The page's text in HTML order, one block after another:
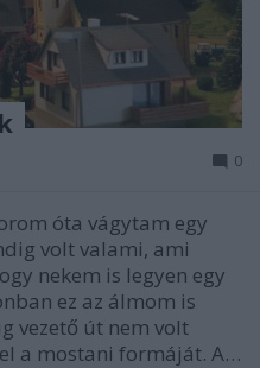
0
óta vágytam egy
volt valami, ami
nekem is legyen egy
ez az álmom is
vezető út nem volt
a mostani formáját. A…